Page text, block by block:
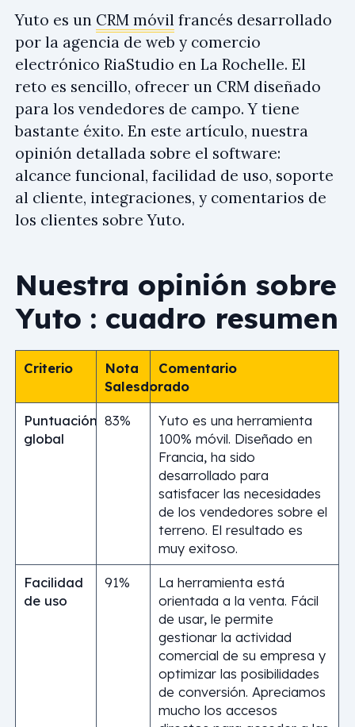
Yuto es un CRM móvil francés desarrollado
por la agencia de web y comercio
electrónico RiaStudio en La Rochelle. El
reto es sencillo, ofrecer un CRM diseñado
para los vendedores de campo. Y tiene
bastante éxito. En este artículo, nuestra
opinión detallada sobre el software:
alcance funcional, facilidad de uso, soporte
al cliente, integraciones, y comentarios de
los clientes sobre Yuto.
Nuestra opinión sobre
Yuto : cuadro resumen
Criterio
Nota
Salesdorado
Comentario
Puntuación
global
83%
Yuto es una herramienta
100% móvil. Diseñado en
Francia, ha sido
desarrollado para
satisfacer las necesidades
de los vendedores sobre el
terreno. El resultado es
muy exitoso.
Facilidad
de uso
91%
La herramienta está
orientada a la venta. Fácil
de usar, le permite
gestionar la actividad
comercial de su empresa y
optimizar las posibilidades
de conversión. Apreciamos
mucho los accesos